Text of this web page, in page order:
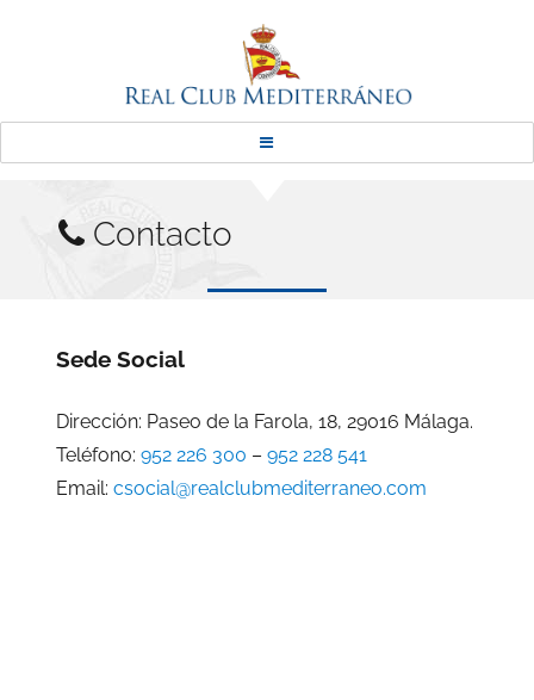
Real Club Mediterráneo
Contacto
Sede Social
Dirección: Paseo de la Farola, 18, 29016 Málaga.
Teléfono:952 226 300 –952 228 541
Email:csocial@realclubmediterraneo.com